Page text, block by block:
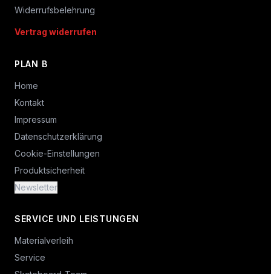
Widerrufsbelehrung
Vertrag widerrufen
PLAN B
Home
Kontakt
Impressum
Datenschutzerklärung
Cookie-Einstellungen
Produktsicherheit
Newsletter
SERVICE UND LEISTUNGEN
Materialverleih
Service